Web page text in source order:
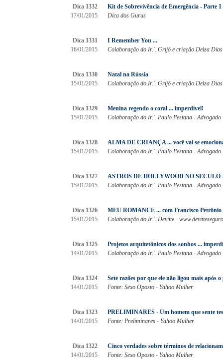
Dica 1332
17/01/2015
Kit de Sobrevivência de Emergência - Parte 1
Dica dos Gurus
Dica 1331
16/01/2015
I Remember You ...
Colaboração do Ir.'. Grijó e criação Delza
Dica 1330
15/01/2015
Natal na Rússia
Colaboração do Ir.'. Grijó e criação Delza
Dica 1329
15/01/2015
Menina regendo o coral ... imperdível!
Colaboração do Ir.'. Paulo Pestana - Advogado
Dica 1328
15/01/2015
ALMA DE CRIANÇA ... você vai se
Colaboração do Ir.'. Paulo Pestana - Advogado
Dica 1327
15/01/2015
ASTROS DE HOLLYWOOD NO SECULO
Colaboração do Ir.'. Paulo Pestana - Advogado
Dica 1326
15/01/2015
MEU ROMANCE ... com Francisco Petrônio
Colaboração do Ir.'. Devitte -
Dica 1325
14/01/2015
Projetos arquitetônicos dos sonhos ...
Colaboração do Ir.'. Paulo Pestana - Advogado
Dica 1324
14/01/2015
Sete razões por que ele não ligou mais após
Fonte: Sexo Oposto - Yahoo Mulher
Dica 1323
14/01/2015
PRELIMINARES - Um homem que sente
Fonte: Preliminares - Yahoo Mulher
Dica 1322
14/01/2015
Cinco verdades sobre términos de
Fonte: Sexo Oposto - Yahoo Mulher